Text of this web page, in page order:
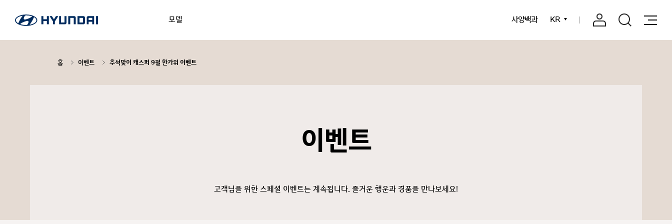
모델 사양백과 KR
홈 이벤트 추석맞이 캐스퍼 9월 한가위 이벤트
이벤트
고객님을 위한 스페셜 이벤트는 계속됩니다. 즐거운 행운과 경품을 만나보세요!